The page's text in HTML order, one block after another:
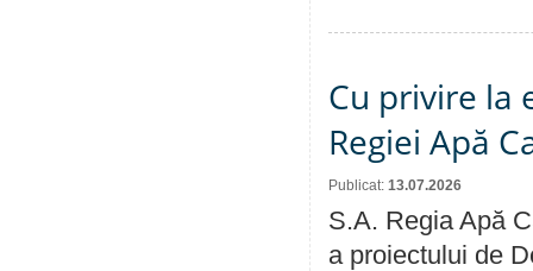
Cu privire la
Regiei Apă
Publicat: 13.07.2026
S.A. Regia Apă
a proiectului de